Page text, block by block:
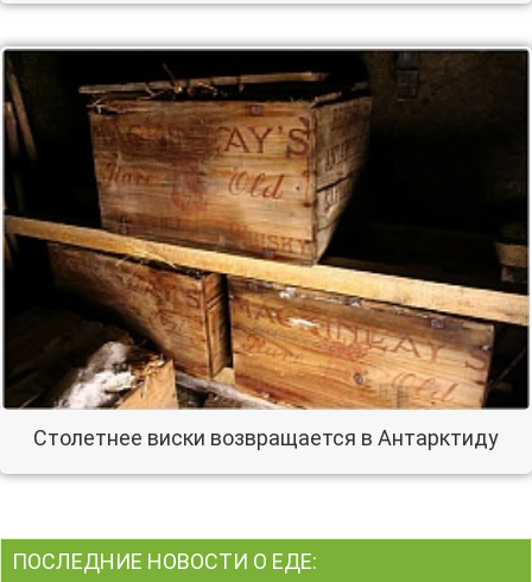
Столетнее виски возвращается в Антарктиду
ПОСЛЕДНИЕ НОВОСТИ О ЕДЕ: